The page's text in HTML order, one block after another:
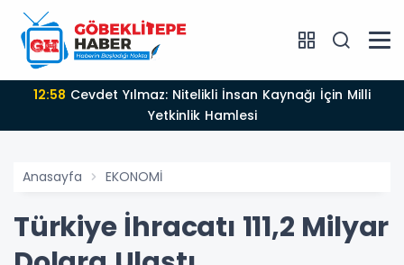
12:58
Yetkinlik Hamlesi
Anasayfa EKONOMİ
Türkiye İhracatı 111,2 Milyar